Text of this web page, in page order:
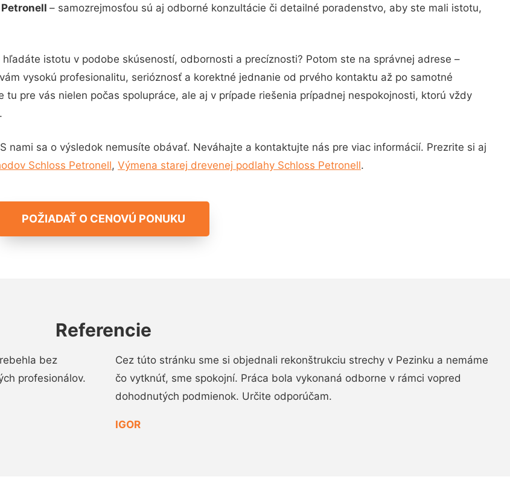
– samozrejmosťou sú aj odborné konzultácie či detailné poradenstvo, aby ste mali istotu,
hľadáte istotu v podobe skúseností, odbornosti a precíznosti? Potom ste na správnej adrese –
vysokú profesionalitu, serióznosť a korektné jednanie od prvého kontaktu až po samotné
pre vás nielen počas spolupráce, ale aj v prípade riešenia prípadnej nespokojnosti, ktorú vždy
nami sa o výsledok nemusíte obávať. Neváhajte a kontaktujte nás pre viac informácií. Prezrite si aj
Schloss Petronell, Výmena starej drevenej podlahy Schloss Petronell.
POŽIADAŤ O CENOVÚ PONUKU
Referencie
bez
profesionálov.
Cez túto stránku sme si objednali rekonštrukciu strechy v Pezinku a nemáme
čo vytknúť, sme spokojní. Práca bola vykonaná odborne v rámci vopred
dohodnutých podmienok. Určite odporúčam.
IGOR